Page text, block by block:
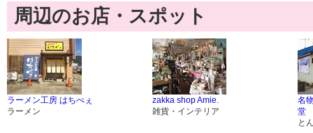
周辺のお店・スポット
ラーメン工房 はちべぇ
ラーメン
zakka shop Amie.
雑貨・インテリア
名
堂
と